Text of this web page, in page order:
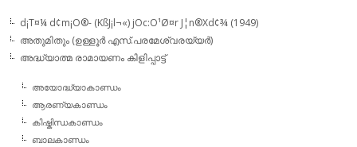
d¡T¤¼ d¢m¡O®- (KßJ¡l¬«) jOc:O¹Ø¤r J¦n®Xd¢¾ (1949)
അതുമിതും (ഉള്ളൂര്‍ എസ്.പരമേശ്വരയ്യര്‍)
അദ്ധ്യാത്മ രാമായണം കിളിപ്പാട്ട്‌
അയോദ്ധ്യാകാണ്ഡം
ആരണ്യകാണ്ഡം
കിഷ്കിന്ധകാണ്ഡം
ബാലകാണ്ഡം